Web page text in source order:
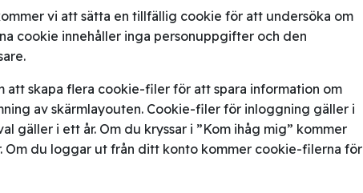
vi att sätta en tillfällig cookie för att undersöka om
cookie innehåller inga personuppgifter och den
att skapa flera cookie-filer för att spara information om
av skärmlayouten. Cookie-filer för inloggning gäller i
gäller i ett år. Om du kryssar i ”Kom ihåg mig” kommer
Om du loggar ut från ditt konto kommer cookie-filerna för